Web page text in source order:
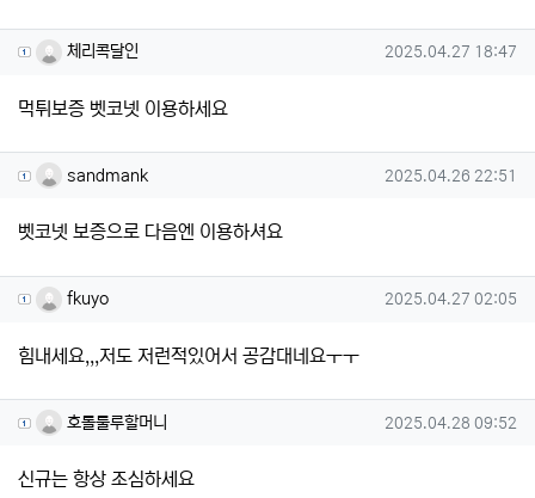
체리콕달인님의 댓글
체리콕달인 작성일
2025.04.27 18:47
먹튀보증 벳코넷 이용하세요
sandmank님의 댓글
sandmank 작성일
2025.04.26 22:51
벳코넷 보증으로 다음엔 이용하셔요
fkuyo님의 댓글
fkuyo 작성일
2025.04.27 02:05
힘내세요,,,저도 저런적있어서 공감대네요ㅜㅜ
호롤룰루할머니님의 댓글
호롤룰루할머니 작성일
2025.04.28 09:52
신규는 항상 조심하세요